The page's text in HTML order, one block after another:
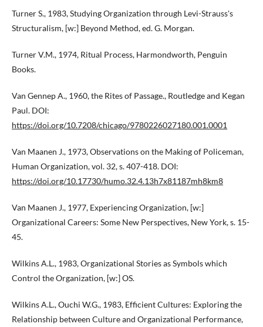
Turner S., 1983, Studying Organization through Levi-Strauss's
Structuralism, [w:] Beyond Method, ed. G. Morgan.
Turner V.M., 1974, Ritual Process, Harmondworth, Penguin
Books.
Van Gennep A., 1960, the Rites of Passage., Routledge and Kegan
Paul. DOI:
https://doi.org/10.7208/chicago/9780226027180.001.0001
Van Maanen J., 1973, Observations on the Making of Policeman,
Human Organization, vol. 32, s. 407-418. DOI:
https://doi.org/10.17730/humo.32.4.13h7x81187mh8km8
Van Maanen J., 1977, Experiencing Organization, [w:]
Organizational Careers: Some New Perspectives, New York, s. 15-
45.
Wilkins A.L., 1983, Organizational Stories as Symbols which
Control the Organization, [w:] OS.
Wilkins A.L., Ouchi W.G., 1983, Efficient Cultures: Exploring the
Relationship between Culture and Organizational Performance,